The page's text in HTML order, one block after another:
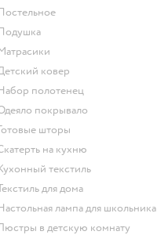
Постельное
Подушка
Матрасики
Детский ковер
Набор полотенец
Одеяло покрывало
Готовые шторы
Скатерть на кухню
Кухонный текстиль
Текстиль для дома
Настольная лампа для школьника
Люстры в детскую комнату